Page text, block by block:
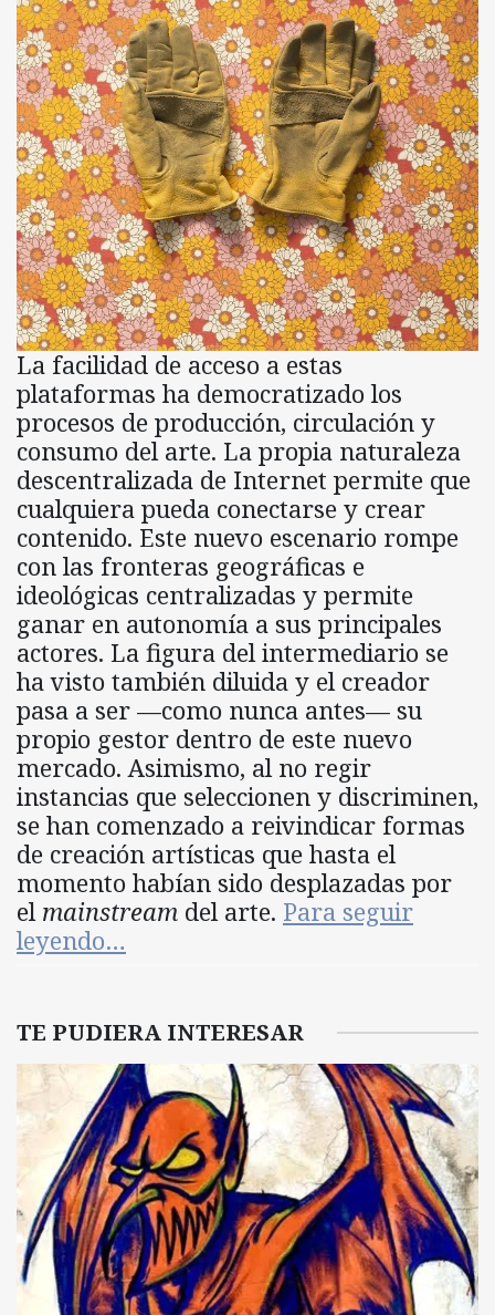
La facilidad de acceso a estas
plataformas ha democratizado los
procesos de producción, circulación y
consumo del arte. La propia naturaleza
descentralizada de Internet permite que
cualquiera pueda conectarse y crear
contenido. Este nuevo escenario rompe
con las fronteras geográficas e
ideológicas centralizadas y permite
ganar en autonomía a sus principales
actores. La figura del intermediario se
ha visto también diluida y el creador
pasa a ser —como nunca antes— su
propio gestor dentro de este nuevo
mercado. Asimismo, al no regir
instancias que seleccionen y discriminen,
se han comenzado a reivindicar formas
de creación artísticas que hasta el
momento habían sido desplazadas por
el mainstream del arte. Para seguir
leyendo…
TE PUDIERA INTERESAR